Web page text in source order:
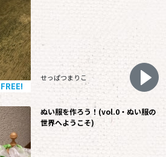
FREE!
せっぱつまりこ
ぬい服を作ろう！(vol.0・ぬい服の
世界へようこそ)